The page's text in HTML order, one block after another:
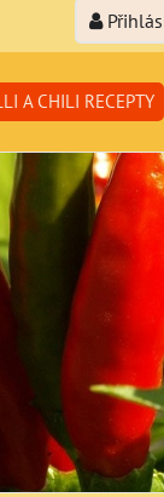
A CHILI RECEPTY